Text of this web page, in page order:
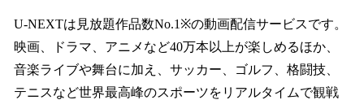
U-NEXTは見放題作品数No.1※の動画配信サービスです。
映画、ドラマ、アニメなど40万本以上が楽しめるほか、
音楽ライブや舞台に加え、サッカー、ゴルフ、格闘技、
テニスなど世界最高峰のスポーツをリアルタイムで観戦